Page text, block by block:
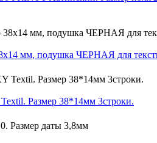
мм, подушка ЧЕРНАЯ для
Размер 38*14мм 3строки.